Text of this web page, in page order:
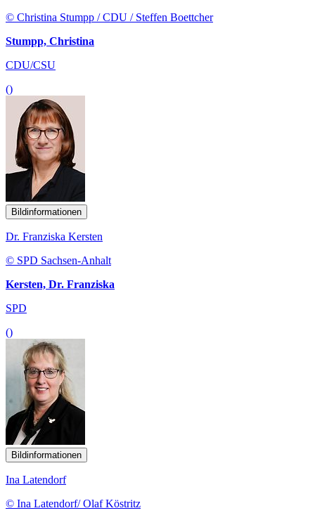
© Christina Stumpp / CDU / Steffen Boettcher
Stumpp, Christina
CDU/CSU
()
Bildinformationen
Dr. Franziska Kersten
© SPD Sachsen-Anhalt
Kersten, Dr. Franziska
SPD
()
Bildinformationen
Ina Latendorf
© Ina Latendorf/ Olaf Köstritz